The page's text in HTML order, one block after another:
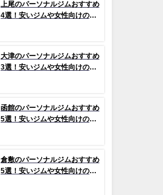
上尾のパーソナルジムおすすめ
4選！安いジムや女性向けのジ
大津のパーソナルジムおすすめ
3選！安いジムや女性向けのジ
函館のパーソナルジムおすすめ
5選！安いジムや女性向けのジ
倉敷のパーソナルジムおすすめ
5選！安いジムや女性向けのジ